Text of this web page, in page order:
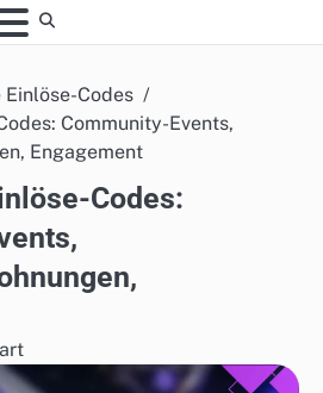
Codes
Community-Events,
Engagement
Codes: